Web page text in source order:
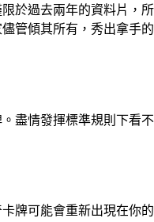
於過去兩年的資料片，所
管傾其所有，秀出拿手的
盡情發揮標準規則下看不
牌可能會重新出現在你的